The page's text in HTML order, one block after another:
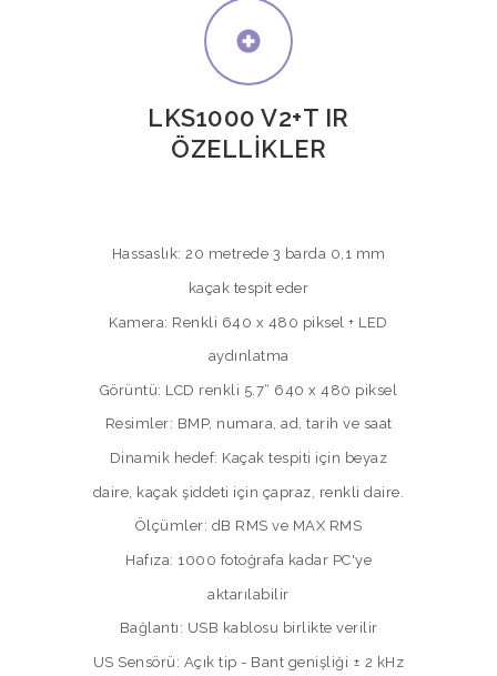
LKS1000 V2+T IR
ÖZELLİKLER
Hassaslık: 20 metrede 3 barda 0,1 mm
kaçak tespit eder
Kamera: Renkli 640 x 480 piksel + LED
aydınlatma
Görüntü: LCD renkli 5.7“ 640 x 480 piksel
Resimler: BMP, numara, ad, tarih ve saat
Dinamik hedef: Kaçak tespiti için beyaz
daire, kaçak şiddeti için çapraz, renkli daire.
Ölçümler: dB RMS ve MAX RMS
Hafıza: 1000 fotoğrafa kadar PC'ye
aktarılabilir
Bağlantı: USB kablosu birlikte verilir
US Sensörü: Açık tip - Bant genişliği ± 2 kHz